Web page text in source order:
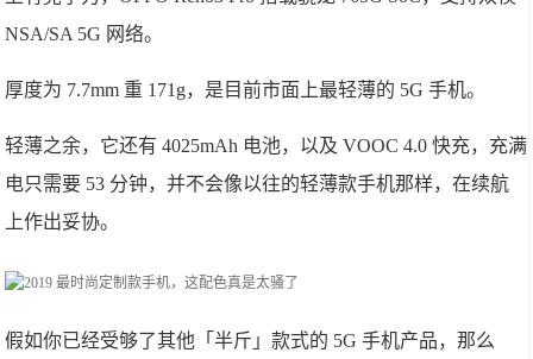
NSA/SA 5G 网络。
厚度为 7.7mm 重 171g，是目前市面上最轻薄的 5G 手机。
轻薄之余，它还有 4025mAh 电池，以及 VOOC 4.0 快充，充满
电只需要 53 分钟，并不会像以往的轻薄款手机那样，在续航
上作出妥协。
假如你已经受够了其他「半斤」款式的 5G 手机产品，那么